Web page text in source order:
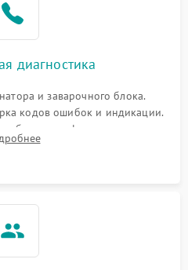
диагностика
и заварочного блока.
кодов ошибок и индикации.
и кофемолки на слух.
воды для выявления